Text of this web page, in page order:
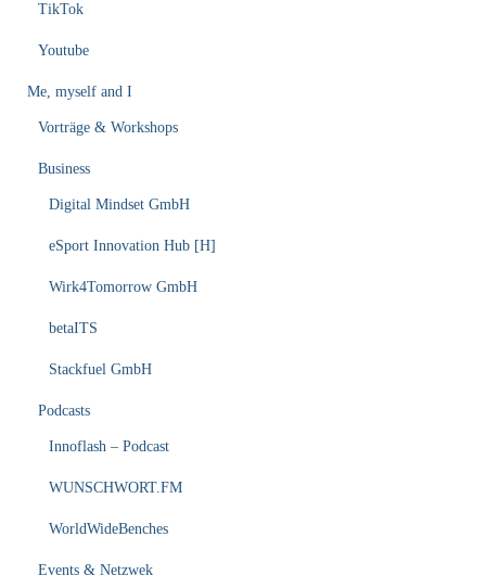
TikTok
Youtube
Me, myself and I
Vorträge & Workshops
Business
Digital Mindset GmbH
eSport Innovation Hub [H]
Wirk4Tomorrow GmbH
betaITS
Stackfuel GmbH
Podcasts
Innoflash – Podcast
WUNSCHWORT.FM
WorldWideBenches
Events & Netzwek